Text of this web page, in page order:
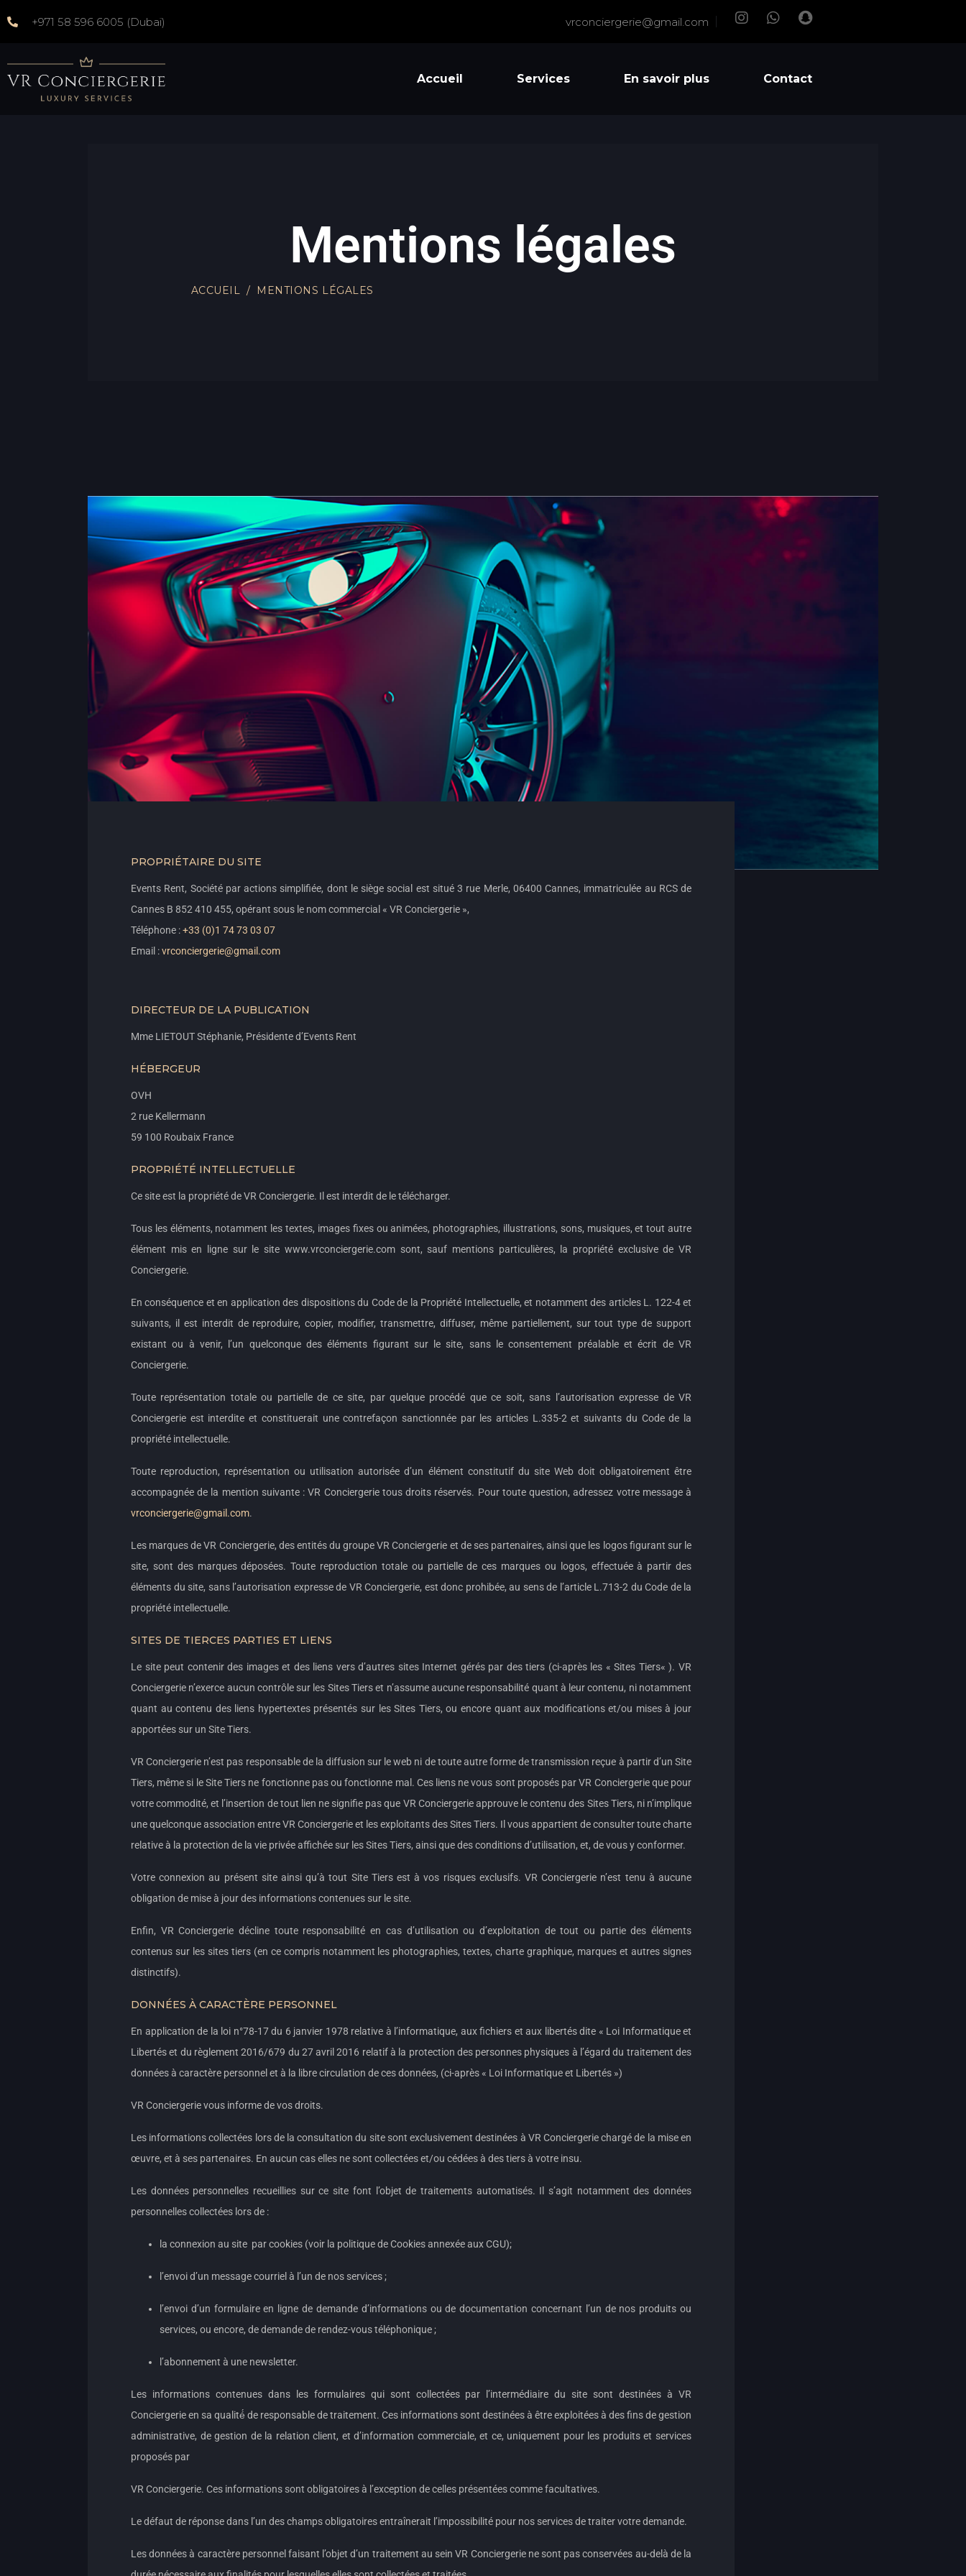
+971 58 596 6005 (Dubaï) vrconciergerie@gmail.com
Accueil Services En savoir plus Contact
Mentions légales
ACCUEIL / MENTIONS LÉGALES
PROPRIÉTAIRE DU SITE
Events Rent, Société par actions simplifiée, dont le siège social est situé 3 rue Merle, 06400 Cannes, immatriculée au RCS de
Cannes B 852 410 455, opérant sous le nom commercial « VR Conciergerie »,
Téléphone :+33 (0)1 74 73 03 07
Email :vrconciergerie@gmail.com
DIRECTEUR DE LA PUBLICATION
Mme LIETOUT Stéphanie, Présidente d’Events Rent
HÉBERGEUR
OVH
2 rue Kellermann
59 100 Roubaix France
PROPRIÉTÉ INTELLECTUELLE
Ce site est la propriété de VR Conciergerie. Il est interdit de le télécharger.
Tous les éléments, notamment les textes, images fixes ou animées, photographies, illustrations, sons, musiques, et tout autre
élément mis en ligne sur le site www.vrconciergerie.com sont, sauf mentions particulières, la propriété exclusive de VR
Conciergerie.
En conséquence et en application des dispositions du Code de la Propriété Intellectuelle, et notamment des articles L. 122-4 et
suivants, il est interdit de reproduire, copier, modifier, transmettre, diffuser, même partiellement, sur tout type de support
existant ou à venir, l’un quelconque des éléments figurant sur le site, sans le consentement préalable et écrit de VR
Conciergerie.
Toute représentation totale ou partielle de ce site, par quelque procédé que ce soit, sans l’autorisation expresse de VR
Conciergerie est interdite et constituerait une contrefaçon sanctionnée par les articles L.335-2 et suivants du Code de la
propriété intellectuelle.
Toute reproduction, représentation ou utilisation autorisée d’un élément constitutif du site Web doit obligatoirement être
accompagnée de la mention suivante : VR Conciergerie tous droits réservés. Pour toute question, adressez votre message à
vrconciergerie@gmail.com.
Les marques de VR Conciergerie, des entités du groupe VR Conciergerie et de ses partenaires, ainsi que les logos figurant sur le
site, sont des marques déposées. Toute reproduction totale ou partielle de ces marques ou logos, effectuée à partir des
éléments du site, sans l’autorisation expresse de VR Conciergerie, est donc prohibée, au sens de l’article L.713-2 du Code de la
propriété intellectuelle.
SITES DE TIERCES PARTIES ET LIENS
Le site peut contenir des images et des liens vers d’autres sites Internet gérés par des tiers (ci-après les « Sites Tiers« ). VR
Conciergerie n’exerce aucun contrôle sur les Sites Tiers et n’assume aucune responsabilité quant à leur contenu, ni notamment
quant au contenu des liens hypertextes présentés sur les Sites Tiers, ou encore quant aux modifications et/ou mises à jour
apportées sur un Site Tiers.
VR Conciergerie n’est pas responsable de la diffusion sur le web ni de toute autre forme de transmission reçue à partir d’un Site
Tiers, même si le Site Tiers ne fonctionne pas ou fonctionne mal. Ces liens ne vous sont proposés par VR Conciergerie que pour
votre commodité, et l’insertion de tout lien ne signifie pas que VR Conciergerie approuve le contenu des Sites Tiers, ni n’implique
une quelconque association entre VR Conciergerie et les exploitants des Sites Tiers. Il vous appartient de consulter toute charte
relative à la protection de la vie privée affichée sur les Sites Tiers, ainsi que des conditions d’utilisation, et, de vous y conformer.
Votre connexion au présent site ainsi qu’à tout Site Tiers est à vos risques exclusifs. VR Conciergerie n’est tenu à aucune
obligation de mise à jour des informations contenues sur le site.
Enfin, VR Conciergerie décline toute responsabilité en cas d’utilisation ou d’exploitation de tout ou partie des éléments
contenus sur les sites tiers (en ce compris notamment les photographies, textes, charte graphique, marques et autres signes
distinctifs).
DONNÉES À CARACTÈRE PERSONNEL
En application de la loi n°78-17 du 6 janvier 1978 relative à l’informatique, aux fichiers et aux libertés dite « Loi Informatique et
Libertés et du règlement 2016/679 du 27 avril 2016 relatif à la protection des personnes physiques à l’égard du traitement des
données à caractère personnel et à la libre circulation de ces données, (ci-après « Loi Informatique et Libertés »)
VR Conciergerie vous informe de vos droits.
Les informations collectées lors de la consultation du site sont exclusivement destinées à VR Conciergerie chargé de la mise en
œuvre, et à ses partenaires. En aucun cas elles ne sont collectées et/ou cédées à des tiers à votre insu.
Les données personnelles recueillies sur ce site font l’objet de traitements automatisés. Il s’agit notamment des données
personnelles collectées lors de :
la connexion au site par cookies (voir la politique de Cookies annexée aux CGU);
l’envoi d’un message courriel à l’un de nos services ;
l’envoi d’un formulaire en ligne de demande d’informations ou de documentation concernant l’un de nos produits ou
services, ou encore, de demande de rendez-vous téléphonique ;
l’abonnement à une newsletter.
Les informations contenues dans les formulaires qui sont collectées par l’intermédiaire du site sont destinées à VR
Conciergerie en sa qualité́ de responsable de traitement. Ces informations sont destinées à être exploitées à des fins de gestion
administrative, de gestion de la relation client, et d’information commerciale, et ce, uniquement pour les produits et services
proposés par
VR Conciergerie. Ces informations sont obligatoires à l’exception de celles présentées comme facultatives.
Le défaut de réponse dans l’un des champs obligatoires entraînerait l’impossibilité pour nos services de traiter votre demande.
Les données à caractère personnel faisant l’objet d’un traitement au sein VR Conciergerie ne sont pas conservées au-delà de la